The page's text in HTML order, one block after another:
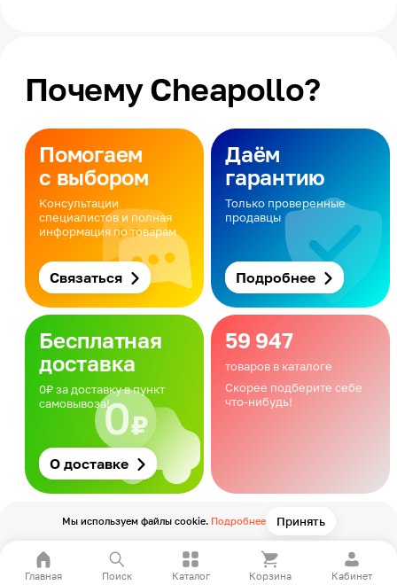
Почему Cheapollo?
Помогаем
с выбором
Консультации
специалистов и полная
информация по товарам
Связаться
Даём
гарантию
Только проверенные
продавцы
Подробнее
Бесплатная
доставка
0₽ за доставку в пункт
самовывоза!
О доставке
59 947
товаров в каталоге
Скорее подберите себе
что-нибудь!
Главная Поиск Каталог Корзина Кабинет
Мы используем файлы cookie. Подробнее Принять